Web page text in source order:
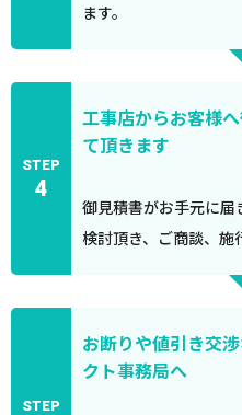
ます。
STEP
4
工事店からお客様
て頂きます
御見積書がお手元に
検討頂き、ご商談、施
STEP
お断りや値引き交
クト事務局へ